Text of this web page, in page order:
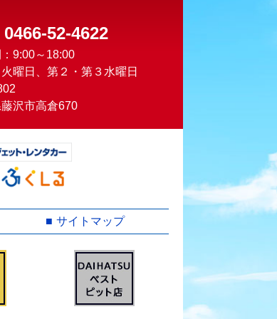
52-4622
9:00～18:00
曜日、第２・第３水曜日
沢市高倉670
サイトマップ